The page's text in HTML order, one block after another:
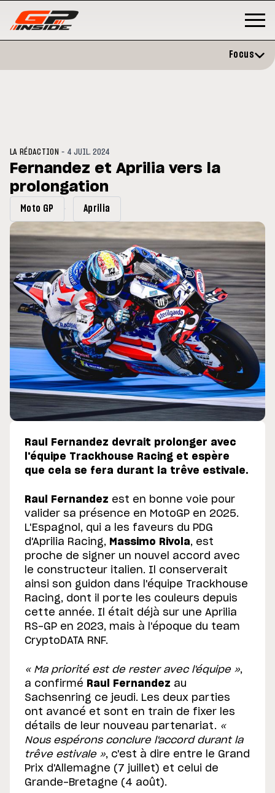
du GP de Grande-
Focus
LA RÉDACTION - 4 JUIL. 2024
Fernandez et Aprilia vers la
prolongation
Moto GP Aprilia
Raul Fernandez devrait prolonger avec
l'équipe Trackhouse Racing et espère
que cela se fera durant la trêve estivale.
Raul Fernandez est en bonne voie pour
valider sa présence en MotoGP en 2025.
L'Espagnol, qui a les faveurs du PDG
d'Aprilia Racing, Massimo Rivola, est
proche de signer un nouvel accord avec
le constructeur italien. Il conserverait
ainsi son guidon dans l'équipe Trackhouse
Racing, dont il porte les couleurs depuis
cette année. Il était déjà sur une Aprilia
RS-GP en 2023, mais à l'époque du team
CryptoDATA RNF.
« Ma priorité est de rester avec l'équipe »,
a confirmé Raul Fernandez au
Sachsenring ce jeudi. Les deux parties
ont avancé et sont en train de fixer les
détails de leur nouveau partenariat. «
Nous espérons conclure l'accord durant la
trêve estivale », c'est à dire entre le Grand
Prix d'Allemagne (7 juillet) et celui de
Grande-Bretagne (4 août).